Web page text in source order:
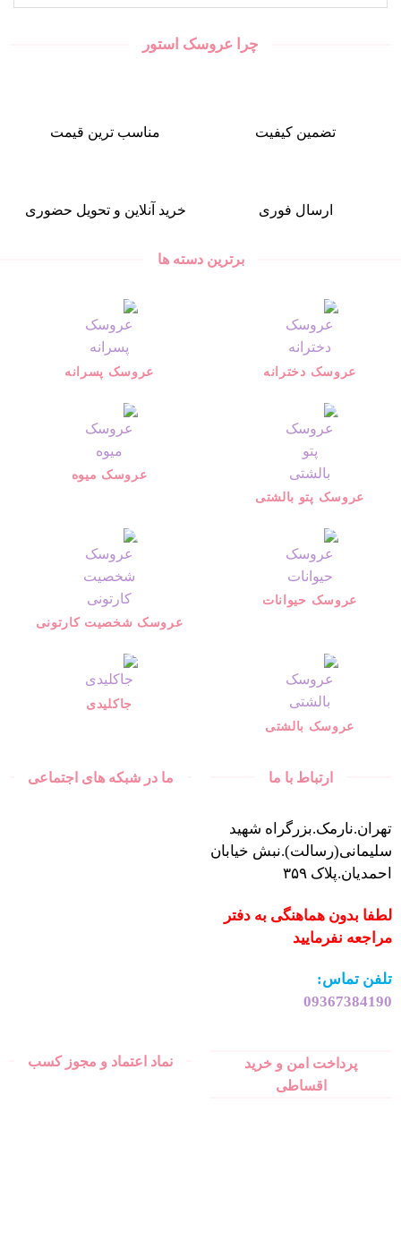
چرا عروسک استور
تضمین کیفیت مناسب ترین قیمت
ارسال فوری خرید آنلاین و تحویل حضوری
برترین دسته ها
عروسک دخترانه عروسک پسرانه
عروسک پتو بالشتی
عروسک میوه
عروسک حیوانات
عروسک شخصیت کارتونی
عروسک بالشتی
جاکلیدی
ارتباط با ما
تهران.نارمک.بزرگراه شهید
سلیمانی(رسالت).نبش خیابان
احمدیان.پلاک ۳۵۹
لطفا بدون هماهنگی به دفتر
مراجعه نفرمایید
تلفن تماس:
09367384190
ما در شبکه های اجتماعی
پرداخت امن و خرید
اقساطی
نماد اعتماد و مجوز کسب